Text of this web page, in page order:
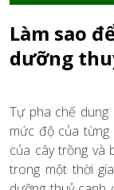
Làm sao
dưỡng
Tự pha chế
mức độ của từng
của cây trồng và
trong một thời